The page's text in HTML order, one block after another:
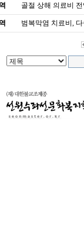
골절 상해 의료비
범복막염 치료비,